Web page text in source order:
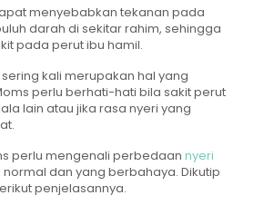
menyebabkan tekanan pada
darah di sekitar rahim, sehingga
pada perut ibu hamil.
kali merupakan hal yang
perlu berhati-hati bila sakit perut
lain atau jika rasa nyeri yang
perlu mengenali perbedaan nyeri
normal dan yang berbahaya. Dikutip
penjelasannya.